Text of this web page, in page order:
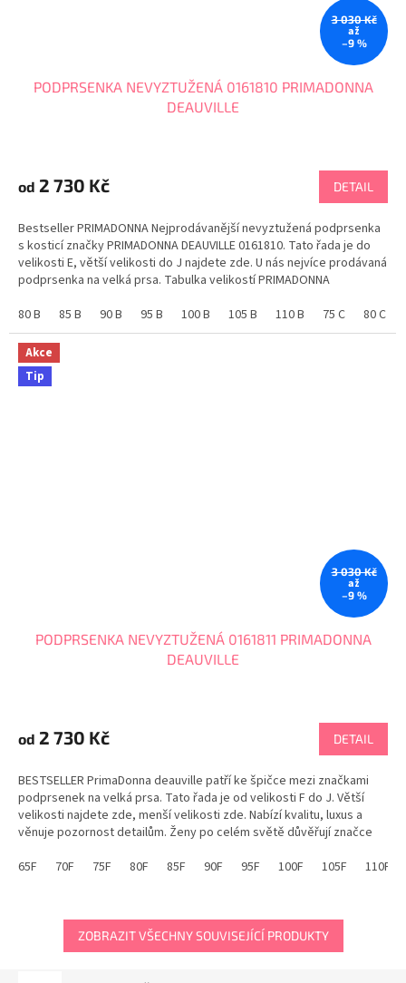
3 030 Kč
až
–9 %
PODPRSENKA NEVYZTUŽENÁ 0161810 PRIMADONNA
DEAUVILLE
produktu
je
z
5
hvězdiček.
od 2 730 Kč DETAIL
Bestseller PRIMADONNA Nejprodávanější nevyztužená podprsenka
s kosticí značky PRIMADONNA DEAUVILLE 0161810. Tato řada je do
velikosti E, větší velikosti do J najdete zde. U nás nejvíce prodávaná
podprsenka na velká prsa. Tabulka velikostí PRIMADONNA
80 B
85 B 90 B 95 B 100 B 105 B 110 B 75 C 80 C
Akce
Tip
3 030 Kč
až
–9 %
PODPRSENKA NEVYZTUŽENÁ 0161811 PRIMADONNA
DEAUVILLE
produktu
je
z
5
hvězdiček.
od 2 730 Kč DETAIL
BESTSELLER PrimaDonna deauville patří ke špičce mezi značkami
podprsenek na velká prsa. Tato řada je od velikosti F do J. Větší
velikosti najdete zde, menší velikosti zde. Nabízí kvalitu, luxus a
věnuje pozornost detailům. Ženy po celém světě důvěřují značce
65F
70F 75F 80F 85F 90F 95F 100F 105F 110F
ZOBRAZIT VŠECHNY SOUVISEJÍCÍ PRODUKTY